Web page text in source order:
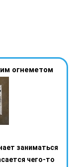
огнеметом
заниматься
чего-то